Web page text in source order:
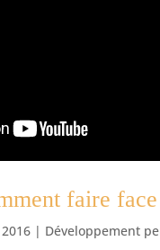
faire
| Développement